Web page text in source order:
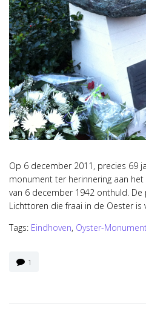
Op 6 december 2011, precies 69
monument ter herinnering aan
van 6 december 1942 onthuld.
Lichttoren die fraai in de Oester is
Tags: Eindhoven, Oyster-
1